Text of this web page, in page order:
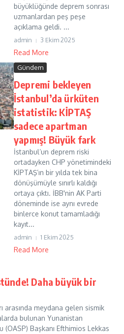
büyüklüğünde deprem sonrası
uzmanlardan peş peşe
açıklama geldi. ...
admin 3 Ekim 2025
Read More
Gündem
Depremi bekleyen
İstanbul’da ürküten
istatistik: KİPTAŞ
sadece apartman
yapmış! Büyük fark
İstanbul’un deprem riski
ortadayken CHP yönetimindeki
KİPTAŞ’ın bir yılda tek bina
dönüşümüyle sınırlı kaldığı
ortaya çıktı. İBB'nin AK Parti
döneminde ise aynı evrede
binlerce konut tamamladığı
kayıt...
admin 1 Ekim 2025
Read More
Daha büyük bir
arasında meydana gelen sismik
bulunan Yunanistan
Başkanı Efthimios Lekkas